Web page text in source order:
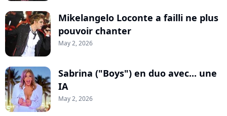
Mikelangelo Loconte a failli ne plus
pouvoir chanter
May 2, 2026
Sabrina ("Boys") en duo avec... une
IA
May 2, 2026